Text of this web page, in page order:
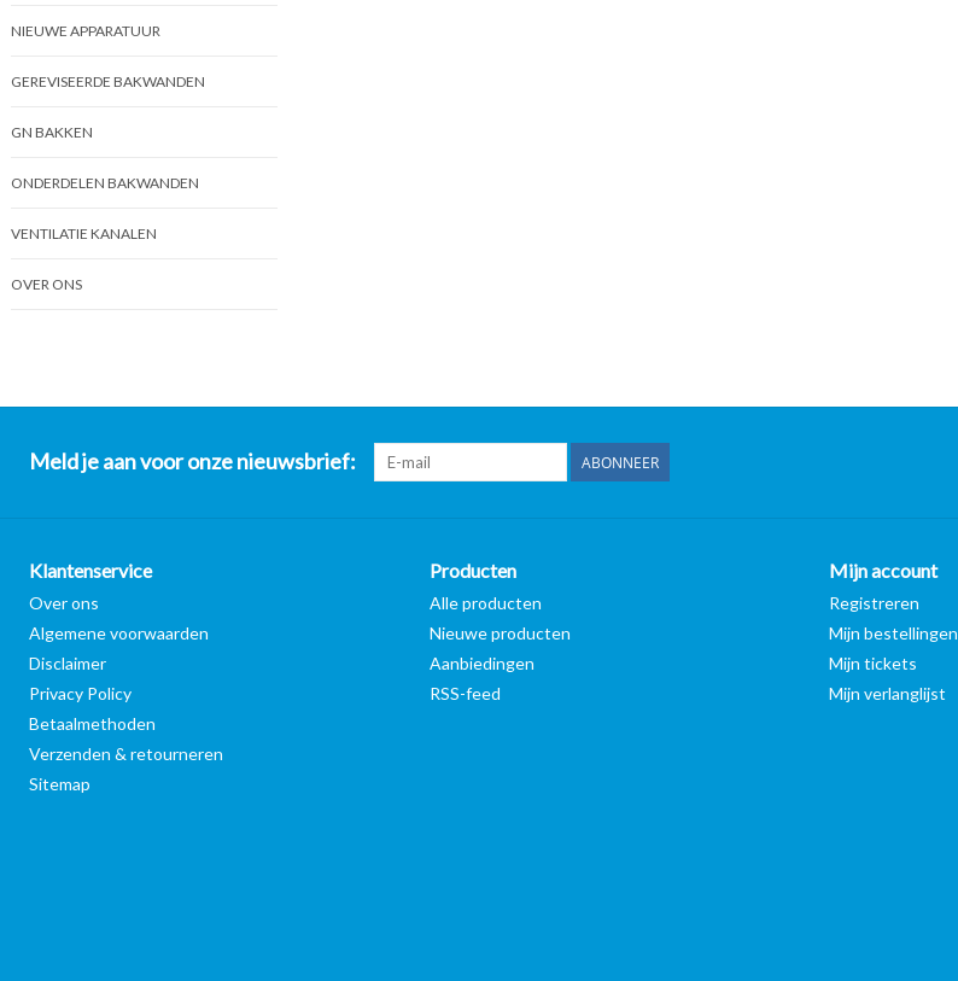
NIEUWE APPARATUUR
GEREVISEERDE BAKWANDEN
GN BAKKEN
ONDERDELEN BAKWANDEN
VENTILATIE KANALEN
OVER ONS
Meld je aan voor onze nieuwsbrief: ABONNEER
Klantenservice
Over ons
Algemene voorwaarden
Disclaimer
Privacy Policy
Betaalmethoden
Verzenden & retourneren
Sitemap
Producten
Alle producten
Nieuwe producten
Aanbiedingen
RSS-feed
Mijn account
Registreren
Mijn bestellingen
Mijn tickets
Mijn verlanglijst